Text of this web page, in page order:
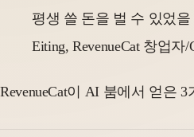
평생 쓸 돈을 벌 수 있었
Eiting, RevenueCat 창업자/
RevenueCat이 AI 붐에서 얻은